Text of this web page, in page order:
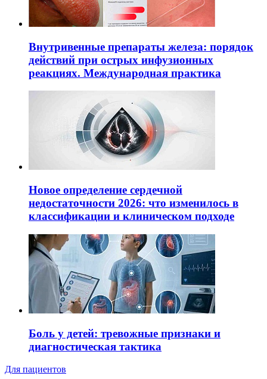
Внутривенные препараты железа: порядок
действий при острых инфузионных
реакциях. Международная практика
Новое определение сердечной
недостаточности 2026: что изменилось в
классификации и клиническом подходе
Боль у детей: тревожные признаки и
диагностическая тактика
Для пациентов